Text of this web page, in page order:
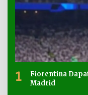
1
Fiorentina
Madrid